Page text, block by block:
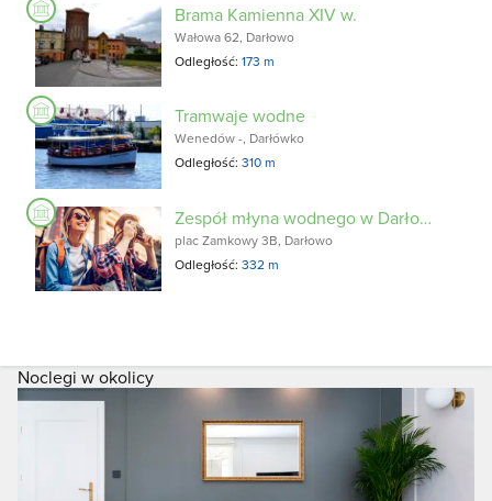
Brama Kamienna XIV w.
Wałowa 62, Darłowo
Odległość:173 m
Tramwaje wodne
Wenedów -, Darłówko
Odległość:310 m
Zespół młyna wodnego w Darłowie
plac Zamkowy 3B, Darłowo
Odległość:332 m
Noclegi w okolicy